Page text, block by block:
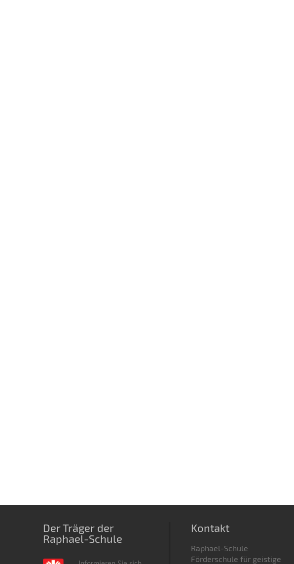
Der Träger der
Raphael-Schule
Kontakt
Raphael-Schule
Förderschule für geistige